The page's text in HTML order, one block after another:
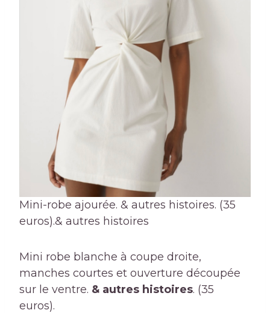
Mini-robe ajourée. & autres histoires. (35
euros).& autres histoires
Mini robe blanche à coupe droite,
manches courtes et ouverture découpée
sur le ventre. & autres histoires. (35
euros).